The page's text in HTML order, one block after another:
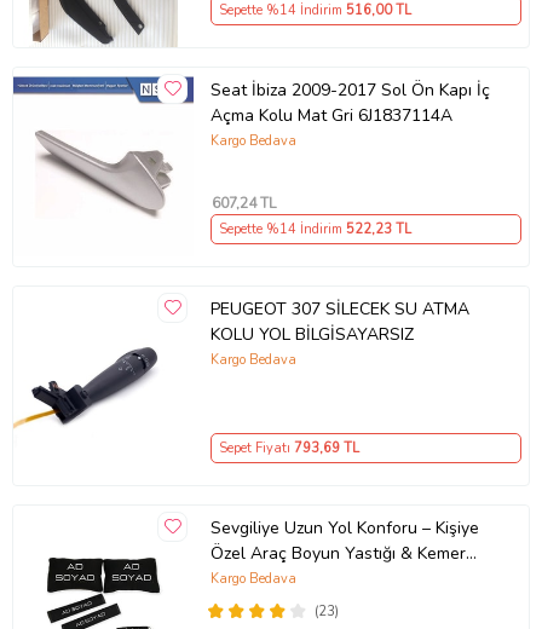
Sepette %14 İndirim 516,00 TL
Seat İbiza 2009-2017 Sol Ön Kapı İç
Açma Kolu Mat Gri 6J1837114A
Kargo Bedava
607,24 TL
Sepette %14 İndirim 522,23 TL
PEUGEOT 307 SİLECEK SU ATMA
KOLU YOL BİLGİSAYARSIZ
Kargo Bedava
Sepet Fiyatı 793,69 TL
Sevgiliye Uzun Yol Konforu – Kişiye
Özel Araç Boyun Yastığı & Kemer
Pedi Hediye Seti
(23)
Kargo Bedava